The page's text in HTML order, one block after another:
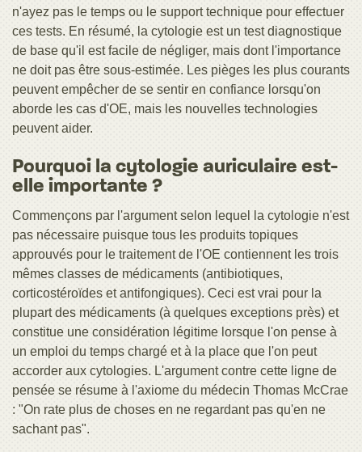
n'ayez pas le temps ou le support technique pour effectuer
ces tests. En résumé, la cytologie est un test diagnostique
de base qu'il est facile de négliger, mais dont l'importance
ne doit pas être sous-estimée. Les pièges les plus courants
peuvent empêcher de se sentir en confiance lorsqu'on
aborde les cas d'OE, mais les nouvelles technologies
peuvent aider.
Pourquoi la cytologie auriculaire est-
elle importante ?
Commençons par l'argument selon lequel la cytologie n'est
pas nécessaire puisque tous les produits topiques
approuvés pour le traitement de l'OE contiennent les trois
mêmes classes de médicaments (antibiotiques,
corticostéroïdes et antifongiques). Ceci est vrai pour la
plupart des médicaments (à quelques exceptions près) et
constitue une considération légitime lorsque l'on pense à
un emploi du temps chargé et à la place que l'on peut
accorder aux cytologies. L'argument contre cette ligne de
pensée se résume à l'axiome du médecin Thomas McCrae
: "On rate plus de choses en ne regardant pas qu'en ne
sachant pas".